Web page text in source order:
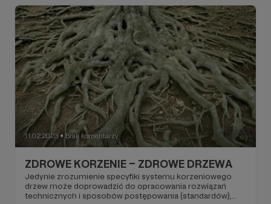
11.02.2023 ● Brak komentarzy
ZDROWE KORZENIE – ZDROWE DRZEWA
Jedynie zrozumienie specyfiki systemu korzeniowego
drzew może doprowadzić do opracowania rozwiązań
technicznych i sposobów postępowania (standardów),